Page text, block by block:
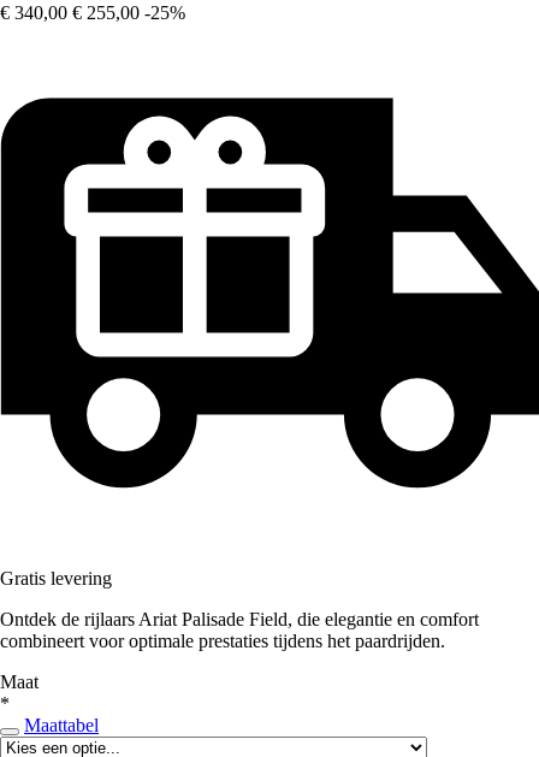
€ 340,00 € 255,00 -25%
Gratis levering
Ontdek de rijlaars Ariat Palisade Field, die elegantie en comfort
combineert voor optimale prestaties tijdens het paardrijden.
Maat
*
Maattabel